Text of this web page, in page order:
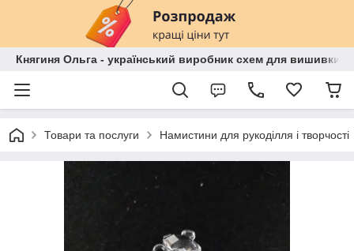
Княгиня Ольга - український виробник схем для вишивки
Товари та послуги Намистини для рукоділля і творчості